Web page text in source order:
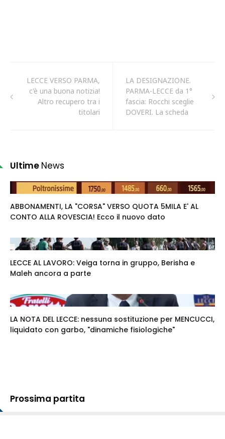
LECCE VERSO PARMA,
c'è una buona notizia!
Altro recupero tra i
titolari
LA DESIGNAZIONE.
PARMA-LECCE da 1°
fascia: Rocchi sceglie
DOVERI. La scheda
Ultime News
ABBONAMENTI, LA "CORSA" VERSO QUOTA 5MILA E' AL
CONTO ALLA ROVESCIA! Ecco il nuovo dato
LECCE AL LAVORO: Veiga torna in gruppo, Berisha e
Maleh ancora a parte
LA NOTA DEL LECCE: nessuna sostituzione per MENCUCCI,
liquidato con garbo, "dinamiche fisiologiche"
Prossima partita